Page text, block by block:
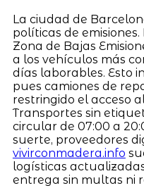
La ciudad de
políticas de
Zona de Bajas
a los vehículos más
días laborables. Esto
pues camiones de
restringido el acceso
Transportes sin
circular de 07:00 a
suerte, proveedores
vivirconmadera.info
logísticas
entrega sin multas ni